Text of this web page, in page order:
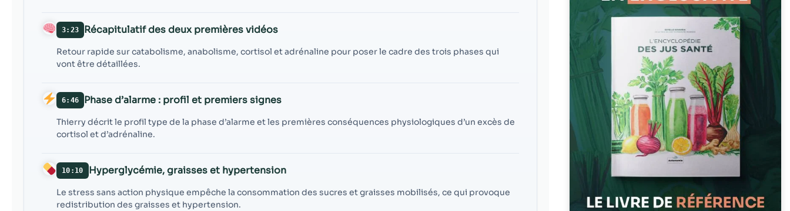
3:23 Récapitulatif des deux premières vidéos
Retour rapide sur catabolisme, anabolisme, cortisol et adrénaline pour poser le cadre des trois phases qui
vont être détaillées.
6:46 Phase d’alarme : profil et premiers signes
Thierry décrit le profil type de la phase d’alarme et les premières conséquences physiologiques d’un excès de
cortisol et d’adrénaline.
10:10 Hyperglycémie, graisses et hypertension
Le stress sans action physique empêche la consommation des sucres et graisses mobilisés, ce qui provoque
redistribution des graisses et hypertension.